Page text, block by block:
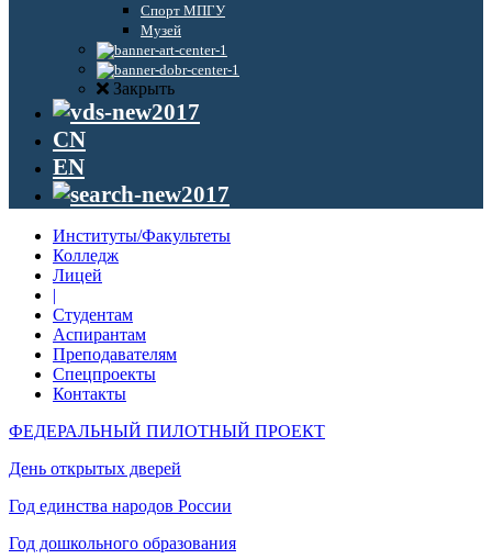
Спорт МПГУ
Музей
Закрыть
CN
EN
Институты/Факультеты
Колледж
Лицей
|
Студентам
Аспирантам
Преподавателям
Спецпроекты
Контакты
ФЕДЕРАЛЬНЫЙ ПИЛОТНЫЙ ПРОЕКТ
День открытых дверей
Год единства народов России
Год дошкольного образования